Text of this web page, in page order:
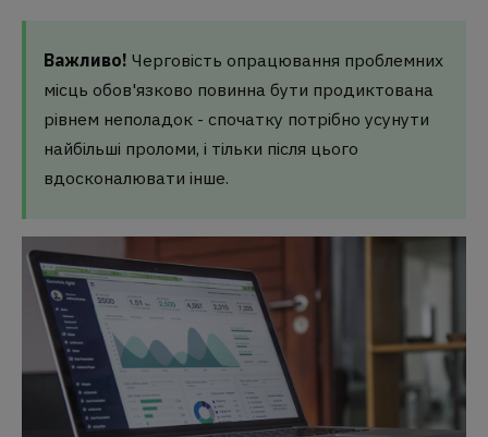
Важливо! Черговість опрацювання проблемних
місць обов'язково повинна бути продиктована
рівнем неполадок - спочатку потрібно усунути
найбільші проломи, і тільки після цього
вдосконалювати інше.